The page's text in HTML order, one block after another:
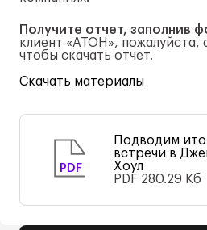
Получите отчет, заполнив
клиент «АТОН», пожалуйста,
чтобы скачать отчет.
Скачать материалы
PDF
Подводим
встречи в
Хоул
PDF 280.29 Кб